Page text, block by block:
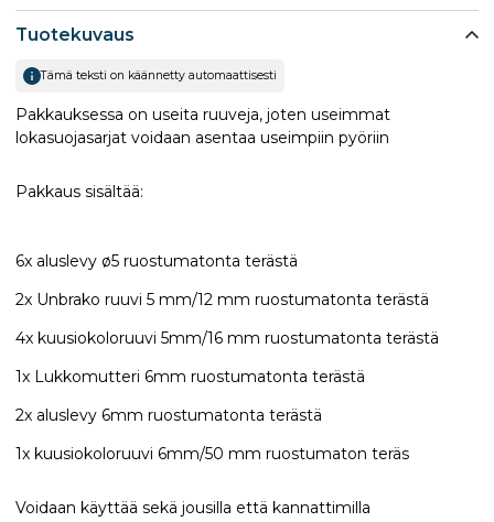
Tuotekuvaus
Tämä teksti on käännetty automaattisesti
Pakkauksessa on useita ruuveja, joten useimmat
lokasuojasarjat voidaan asentaa useimpiin pyöriin
Pakkaus sisältää:
6x aluslevy ø5 ruostumatonta terästä
2x Unbrako ruuvi 5 mm/12 mm ruostumatonta terästä
4x kuusiokoloruuvi 5mm/16 mm ruostumatonta terästä
1x Lukkomutteri 6mm ruostumatonta terästä
2x aluslevy 6mm ruostumatonta terästä
1x kuusiokoloruuvi 6mm/50 mm ruostumaton teräs
Voidaan käyttää sekä jousilla että kannattimilla